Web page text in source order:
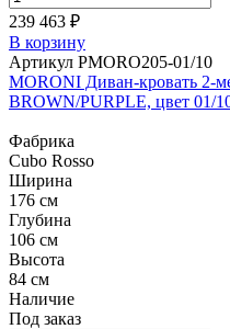
239 463 ₽
В корзину
Артикул PMORO205-01/10
MORONI Диван-кровать 2-
BROWN/PURPLE, цвет 01/
Фабрика
Cubo Rosso
Ширина
176 см
Глубина
106 см
Высота
84 см
Наличие
Под заказ